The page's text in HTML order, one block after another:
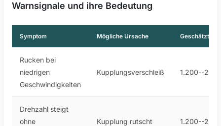
Warnsignale und ihre Bedeutung
Symptom Mögliche Ursache Geschätztes
Rucken bei
niedrigen
Geschwindigkeiten
Kupplungsverschleiß 1.200--
Drehzahl steigt
ohne
Kupplung rutscht 1.200--